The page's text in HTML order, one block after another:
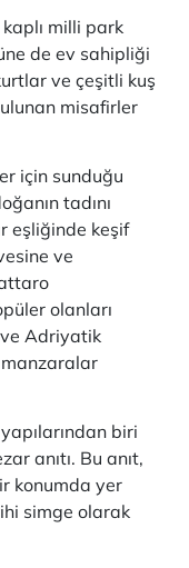
milli park
de ev sahipliği
ve çeşitli kuş
misafirler
için sunduğu
tadını
eşliğinde keşif
ve
olanları
ve Adriyatik
manzaralar
biri
anıtı. Bu anıt,
konumda yer
simge olarak